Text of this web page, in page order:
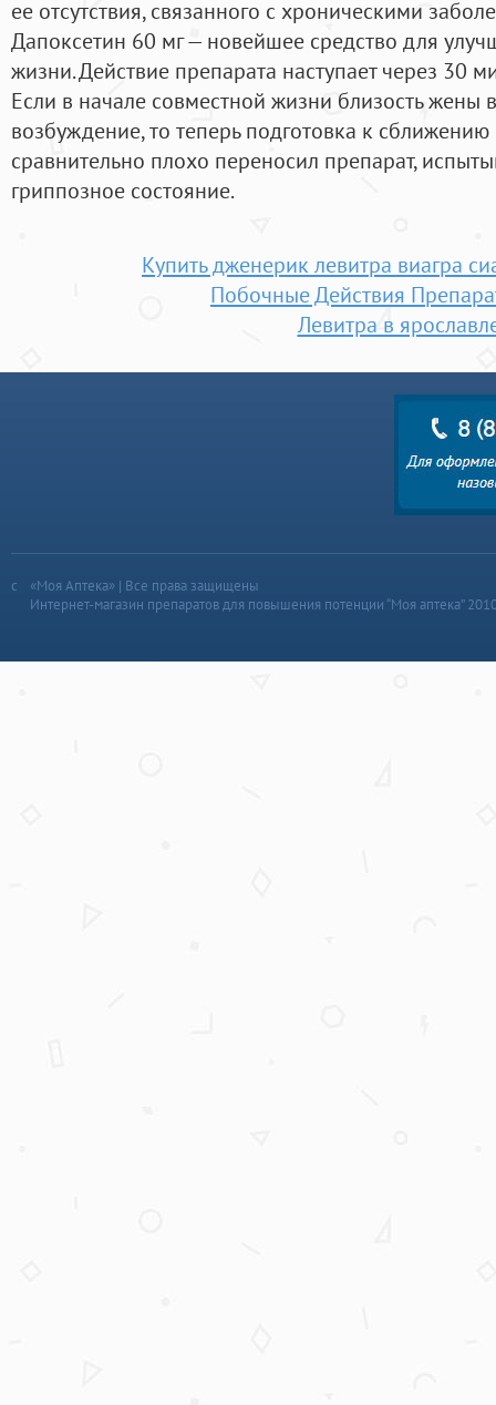
ее отсутствия, связанного с хроническими
Дапоксетин 60 мг — новейшее средство для
жизни. Действие препарата наступает через 30
Если в начале совместной жизни близость жены
возбуждение, то теперь подготовка к сближению
сравнительно плохо переносил препарат,
гриппозное состояние.
Купить дженерик левитра виагра
Побочные Действия
Левитра в
«Моя Аптека» | Все права защищены
Интернет-магазин препаратов для повышения потенции “Моя аптека”